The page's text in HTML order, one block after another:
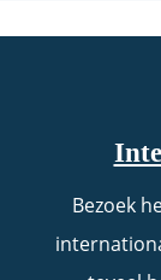
Bezoek